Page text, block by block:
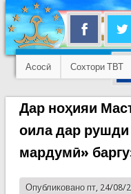
Асосӣ Сохтори ТВТ
Дар ноҳияи
оила дар рушди
мардумӣ»
Опубликовано пт, 24/08/